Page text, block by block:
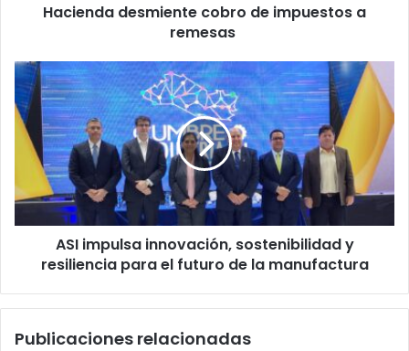
Hacienda desmiente cobro de impuestos a
remesas
ASI
impulsa
innovación,
sostenibilidad
resiliencia
para
el
futuro
ASI impulsa innovación, sostenibilidad y
resiliencia para el futuro de la manufactura
Publicaciones relacionadas